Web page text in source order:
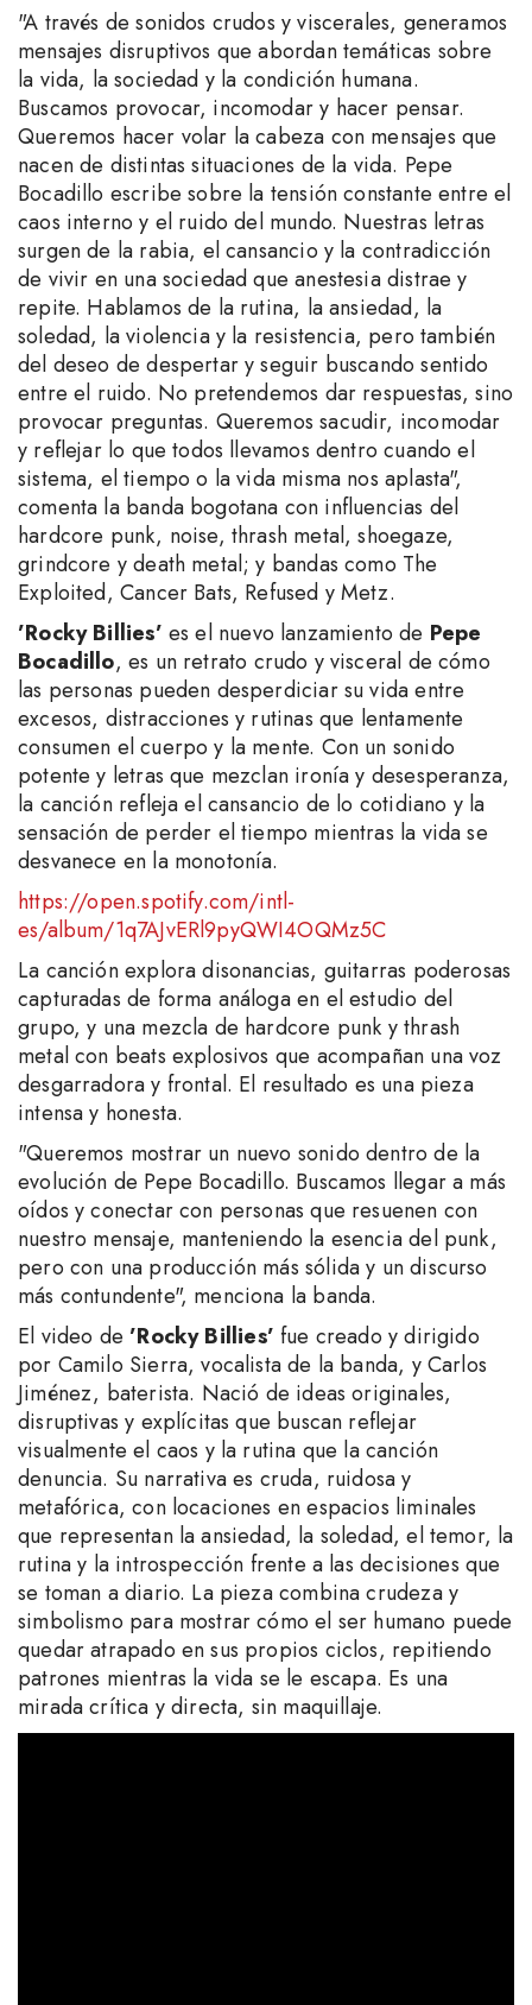
"A través de sonidos crudos y viscerales, generamos
mensajes disruptivos que abordan temáticas sobre
la vida, la sociedad y la condición humana.
Buscamos provocar, incomodar y hacer pensar.
Queremos hacer volar la cabeza con mensajes que
nacen de distintas situaciones de la vida. Pepe
Bocadillo escribe sobre la tensión constante entre el
caos interno y el ruido del mundo. Nuestras letras
surgen de la rabia, el cansancio y la contradicción
de vivir en una sociedad que anestesia distrae y
repite. Hablamos de la rutina, la ansiedad, la
soledad, la violencia y la resistencia, pero también
del deseo de despertar y seguir buscando sentido
entre el ruido. No pretendemos dar respuestas, sino
provocar preguntas. Queremos sacudir, incomodar
y reflejar lo que todos llevamos dentro cuando el
sistema, el tiempo o la vida misma nos aplasta",
comenta la banda bogotana con influencias del
hardcore punk, noise, thrash metal, shoegaze,
grindcore y death metal; y bandas como The
Exploited, Cancer Bats, Refused y Metz.
’Rocky Billies’ es el nuevo lanzamiento de Pepe
Bocadillo, es un retrato crudo y visceral de cómo
las personas pueden desperdiciar su vida entre
excesos, distracciones y rutinas que lentamente
consumen el cuerpo y la mente. Con un sonido
potente y letras que mezclan ironía y desesperanza,
la canción refleja el cansancio de lo cotidiano y la
sensación de perder el tiempo mientras la vida se
desvanece en la monotonía.
https://open.spotify.com/intl-
es/album/1q7AJvERl9pyQWI4OQMz5C
La canción explora disonancias, guitarras poderosas
capturadas de forma análoga en el estudio del
grupo, y una mezcla de hardcore punk y thrash
metal con beats explosivos que acompañan una voz
desgarradora y frontal. El resultado es una pieza
intensa y honesta.
"Queremos mostrar un nuevo sonido dentro de la
evolución de Pepe Bocadillo. Buscamos llegar a más
oídos y conectar con personas que resuenen con
nuestro mensaje, manteniendo la esencia del punk,
pero con una producción más sólida y un discurso
más contundente", menciona la banda.
El video de ’Rocky Billies’ fue creado y dirigido
por Camilo Sierra, vocalista de la banda, y Carlos
Jiménez, baterista. Nació de ideas originales,
disruptivas y explícitas que buscan reflejar
visualmente el caos y la rutina que la canción
denuncia. Su narrativa es cruda, ruidosa y
metafórica, con locaciones en espacios liminales
que representan la ansiedad, la soledad, el temor, la
rutina y la introspección frente a las decisiones que
se toman a diario. La pieza combina crudeza y
simbolismo para mostrar cómo el ser humano puede
quedar atrapado en sus propios ciclos, repitiendo
patrones mientras la vida se le escapa. Es una
mirada crítica y directa, sin maquillaje.